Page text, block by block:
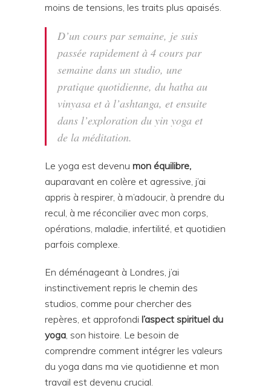
moins de tensions, les traits plus apaisés.
D’un cours par semaine, je suis
passée rapidement à 4 cours par
semaine dans un studio, une
pratique quotidienne, du hatha au
vinyasa et à l’ashtanga, et ensuite
dans l’exploration du yin yoga et
de la méditation.
Le yoga est devenu mon équilibre,
auparavant en colère et agressive, j’ai
appris à respirer, à m’adoucir, à prendre du
recul, à me réconcilier avec mon corps,
opérations, maladie, infertilité, et quotidien
parfois complexe.
En déménageant à Londres, j’ai
instinctivement repris le chemin des
studios, comme pour chercher des
repères, et approfondi l’aspect spirituel du
yoga , son histoire. Le besoin de
comprendre comment intégrer les valeurs
du yoga dans ma vie quotidienne et mon
travail est devenu crucial.